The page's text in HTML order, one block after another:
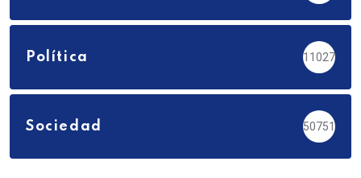
Política 11027
Sociedad 50751